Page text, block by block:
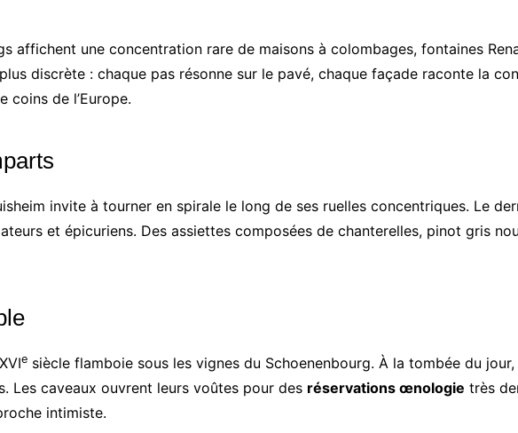
affichent une concentration rare de maisons à colombages, fontaines
discrète : chaque pas résonne sur le pavé, chaque façade raconte la
coins de l’Europe.
invite à tourner en spirale le long de ses ruelles concentriques. Le
et épicuriens. Des assiettes composées de chanterelles, pinot gris
e siècle flamboie sous les vignes du Schoenenbourg. À la tombée du
Les caveaux ouvrent leurs voûtes pour des réservations œnologie très
intimiste.